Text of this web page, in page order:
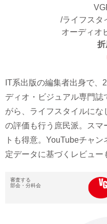
/ライフスタ
オーディオ
折
IT系出版の編集者出身で
ディオ・ビジュアル専門
がら、ライフスタイルに
の評価も行う庶民派。スマ
トも得意。YouTubeチャ
定データに基づくレビュー